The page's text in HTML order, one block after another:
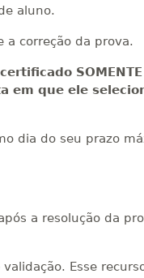
aluno.
a correção da prova.
em que ele
dia do seu prazo
a resolução da
Esse